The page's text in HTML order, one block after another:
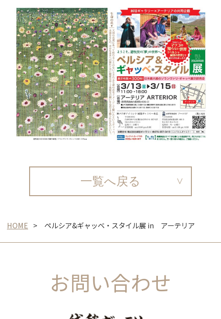
一覧へ戻る
HOME ペルシア&ギャッベ・スタイル展 in アーテリア
お問い合わせ